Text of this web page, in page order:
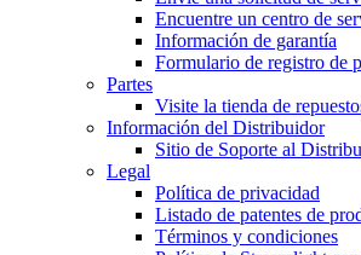
Encuentre un centro de
Información de garantía
Formulario de registro de
Partes
Visite la tienda de
Información del Distribuidor
Sitio de Soporte al
Legal
Política de privacidad
Listado de patentes de
Términos y condiciones